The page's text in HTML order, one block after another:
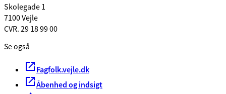
Skolegade 1
7100 Vejle
CVR. 29 18 99 00
Se også
Fagfolk.vejle.dk
Åbenhed og indsigt